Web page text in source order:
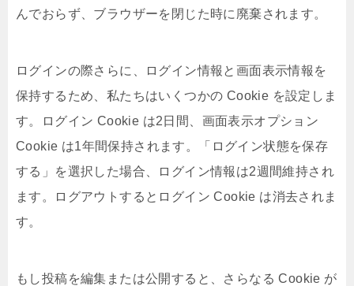
んでおらず、ブラウザーを閉じた時に廃棄されます。
ログインの際さらに、ログイン情報と画面表示情報を
保持するため、私たちはいくつかの Cookie を設定しま
す。ログイン Cookie は2日間、画面表示オプション
Cookie は1年間保持されます。「ログイン状態を保存
する」を選択した場合、ログイン情報は2週間維持され
ます。ログアウトするとログイン Cookie は消去されま
す。
もし投稿を編集または公開すると、さらなる Cookie が